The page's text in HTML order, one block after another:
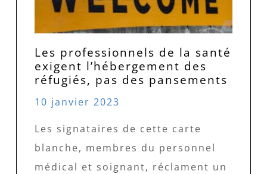
Les professionnels de la santé
exigent l’hébergement des
réfugiés, pas des pansements
10 janvier 2023
Les signataires de cette carte
blanche, membres du personnel
médical et soignant, réclament un